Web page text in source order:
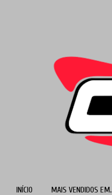
INÍCIO MAIS VENDIDOS